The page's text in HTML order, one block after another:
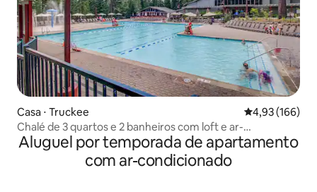
Casa ⋅ Truckee 4,93 de uma
4,93 (166)
Chalé de 3 quartos e 2 banheiros com loft e ar-
condicionado em Northstar
Aluguel por temporada de apartamento
com ar-condicionado